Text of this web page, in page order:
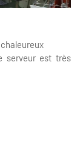
serveur est très